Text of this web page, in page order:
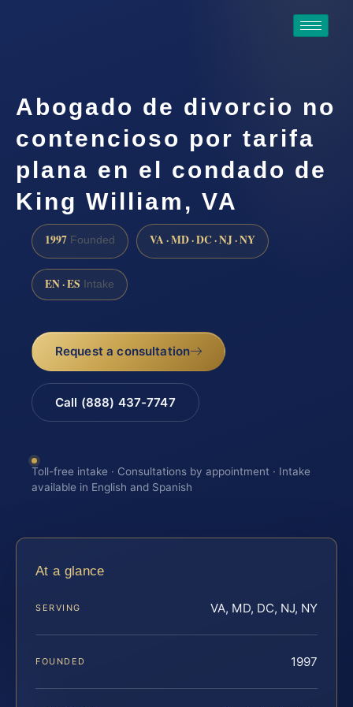
Abogado de divorcio no
contencioso por tarifa
plana en el condado de
King William, VA
1997 Founded VA · MD · DC · NJ · NY
EN · ES Intake
Request a consultation
Call (888) 437-7747
Toll-free intake · Consultations by appointment · Intake
available in English and Spanish
At a glance
SERVING VA, MD, DC, NJ, NY
FOUNDED 1997